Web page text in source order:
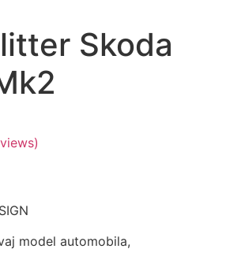
Skoda
model automobila,